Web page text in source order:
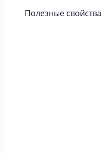
Полезные